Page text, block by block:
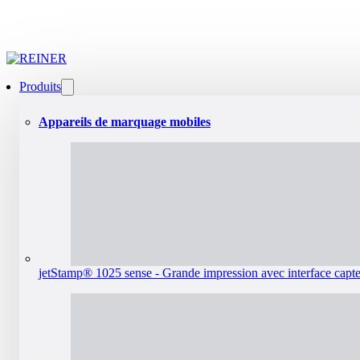
Produits
Appareils de marquage mobiles
jetStamp® 1025 sense - Grande impression avec interface